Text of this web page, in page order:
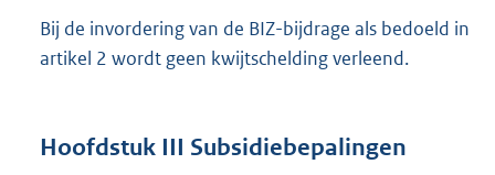
Bij de invordering van de BIZ-bijdrage als bedoeld in
artikel 2 wordt geen kwijtschelding verleend.
Hoofdstuk III Subsidiebepalingen